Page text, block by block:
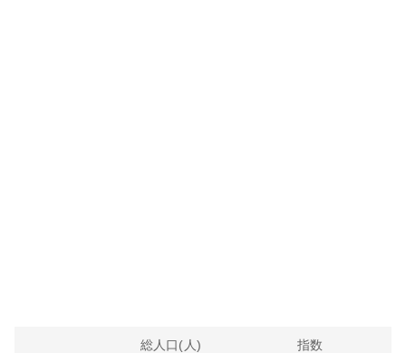
総人口(人) 指数